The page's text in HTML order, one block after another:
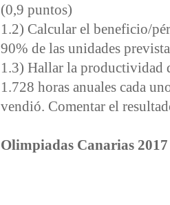
(0,9 puntos)
1.2) Calcular el beneficio/
90% de las unidades
1.3) Hallar la productividad
1.728 horas anuales cada
vendió. Comentar el
Olimpiadas Canarias 2017